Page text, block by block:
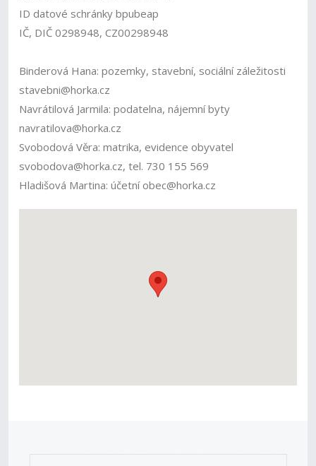
ID datové schránky bpubeap
IČ, DIČ 0298948, CZ00298948
Binderová Hana: pozemky, stavební, sociální záležitosti
stavebni@horka.cz
Navrátilová Jarmila: podatelna, nájemní byty
navratilova@horka.cz
Svobodová Věra: matrika, evidence obyvatel
svobodova@horka.cz, tel. 730 155 569
Hladišová Martina: účetní obec@horka.cz